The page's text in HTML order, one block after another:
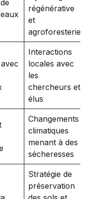
régénérative
et
agroforesterie
Interactions
locales avec
les
chercheurs et
élus
Changements
climatiques
menant à des
sécheresses
Stratégie de
préservation